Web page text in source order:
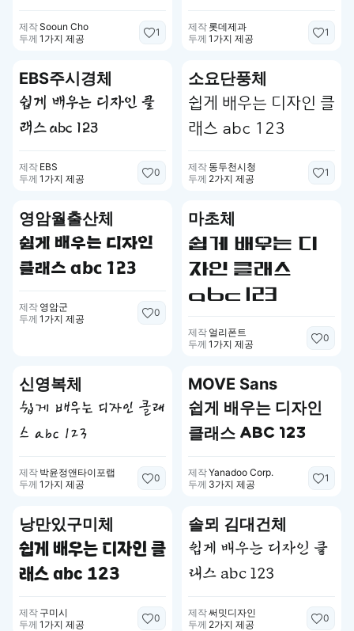
제작Sooun Cho
두께 1가지 제공
1 제작 롯데제과
두께 1가지 제공
1
EBS주시경체
쉽게 배우는 디자인 클
래스 abc 123
제작 EBS
두께 1가지 제공
0
소요단풍체
쉽게 배우는 디자인 클
래스 abc 123
제작 동두천시청
두께 2가지 제공
1
영암월출산체
쉽게 배우는 디자인
클래스 abc 123
제작 영암군
두께 1가지 제공
0
마초체
쉽게 배우는 디
자인 클래스
abc 123
제작 얼리폰트
두께 1가지 제공
0
신영복체
쉽게 배우는 디자인 클래
스 abc 123
제작 박윤정앤타이포랩
두께 1가지 제공
0
MOVE Sans
쉽게 배우는 디자인
클래스 abc 123
제작Yanadoo Corp.
두께 3가지 제공
1
낭만있구미체
쉽게 배우는 디자인 클
래스 abc 123
제작 구미시
두께 1가지 제공
0
솔뫼 김대건체
쉽게 배우는 디자인 클
래스 abc 123
제작써밋디자인
두께 2가지 제공
0